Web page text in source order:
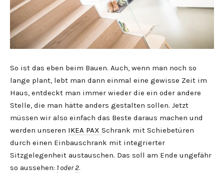
So ist das eben beim Bauen. Auch, wenn man noch so
lange plant, lebt man dann einmal eine gewisse Zeit im
Haus, entdeckt man immer wieder die ein oder andere
Stelle, die man hätte anders gestalten sollen. Jetzt
müssen wir also einfach das Beste daraus machen und
werden unseren IKEA PAX Schrank mit Schiebetüren
durch einen Einbauschrank mit integrierter
Sitzgelegenheit austauschen. Das soll am Ende ungefähr
so aussehen: 1 oder2.